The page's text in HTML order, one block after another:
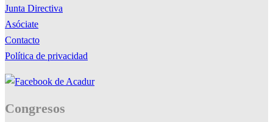
Junta Directiva
Asóciate
Contacto
Política de privacidad
Congresos